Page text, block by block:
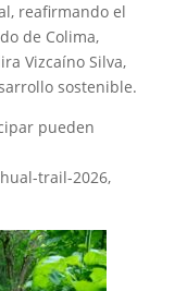
reafirmando el
de Colima,
Vizcaíno Silva,
sostenible.
pueden
trail-2026,